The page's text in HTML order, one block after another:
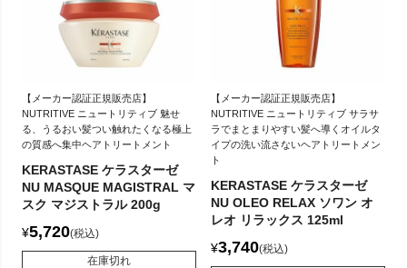
【メーカー認証正規販売店】
NUTRITIVE ニュートリティブ 魅せ
る、うるおい髪つい触れたくなる極上
の質感へ集中ヘアトリートメント
KERASTASE ケラスターゼ
NU MASQUE MAGISTRAL マ
スク マジストラル 200g
¥5,720 税込
在庫切れ
【メーカー認証正規販売店】
NUTRITIVE ニュートリティブ サラサ
ラでまとまりやすい髪へ導くオイルタ
イプの洗い流さないヘアトリートメン
ト
KERASTASE ケラスターゼ
NU OLEO RELAX ソワン オ
レオ リラックス 125ml
¥3,740 税込